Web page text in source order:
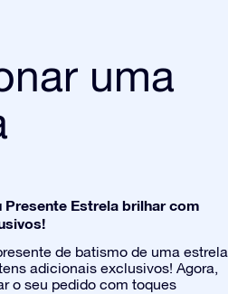
uma
Presente Estrela brilhar com
de batismo de uma estrela
adicionais exclusivos! Agora,
o seu pedido com toques